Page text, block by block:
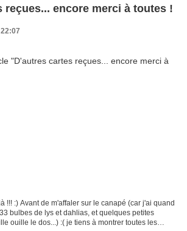
reçues... encore merci à toutes !
!!! :) Avant de m'affaler sur le canapé (car j'ai quand
bulbes de lys et dahlias, et quelques petites
ouille le dos...) :( je tiens à montrer toutes les